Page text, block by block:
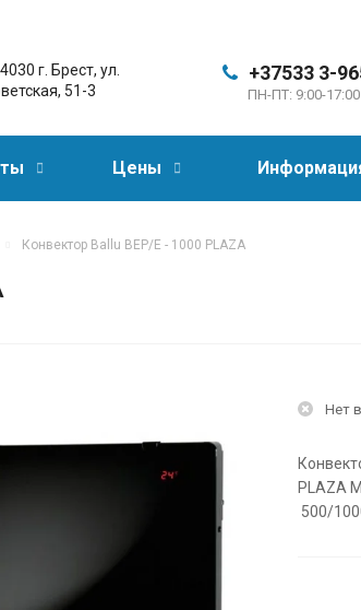
+37533 3-
ПН-ПТ: 9:00-17:00
г. Брест, ул.
51-3
Цены
Конвектор Ballu BEP/E - 1000 PLAZA
Нет
PLAZA
500/